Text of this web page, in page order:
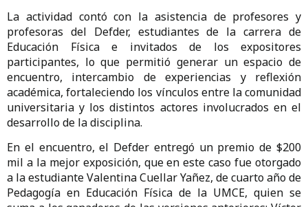
La actividad contó con la asistencia de profesores y
profesoras del Defder, estudiantes de la carrera de
Educación Física e invitados de los expositores
participantes, lo que permitió generar un espacio de
encuentro, intercambio de experiencias y reflexión
académica, fortaleciendo los vínculos entre la comunidad
universitaria y los distintos actores involucrados en el
desarrollo de la disciplina.
En el encuentro, el Defder entregó un premio de $200
mil a la mejor exposición, que en este caso fue otorgado
a la estudiante Valentina Cuellar Yañez, de cuarto año de
Pedagogía en Educación Física de la UMCE, quien se